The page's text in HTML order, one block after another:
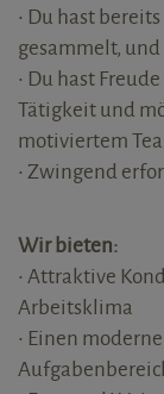
• Du hast
gesammelt,
• Du hast
Tätigkeit und
motiviertem
• Zwingend
Wir bieten:
• Attraktive
Arbeitsklima
• Einen